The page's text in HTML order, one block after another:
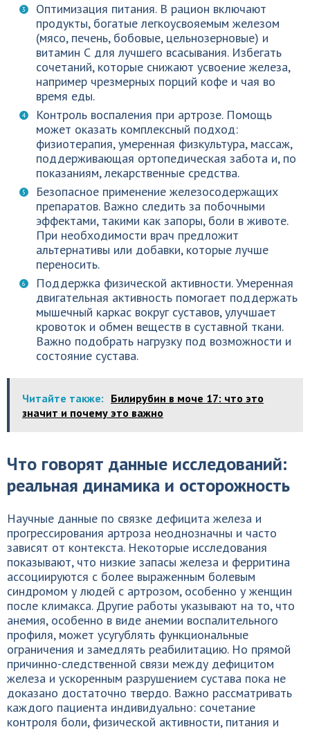
Оптимизация питания. В рацион включают
продукты, богатые легкоусвояемым железом
(мясо, печень, бобовые, цельнозерновые) и
витамин С для лучшего всасывания. Избегать
сочетаний, которые снижают усвоение железа,
например чрезмерных порций кофе и чая во
время еды.
Контроль воспаления при артрозе. Помощь
может оказать комплексный подход:
физиотерапия, умеренная физкультура, массаж,
поддерживающая ортопедическая забота и, по
показаниям, лекарственные средства.
Безопасное применение железосодержащих
препаратов. Важно следить за побочными
эффектами, такими как запоры, боли в животе.
При необходимости врач предложит
альтернативы или добавки, которые лучше
переносить.
Поддержка физической активности. Умеренная
двигательная активность помогает поддержать
мышечный каркас вокруг суставов, улучшает
кровоток и обмен веществ в суставной ткани.
Важно подобрать нагрузку под возможности и
состояние сустава.
Читайте также: Билирубин в моче 17: что это
значит и почему это важно
Что говорят данные исследований:
реальная динамика и осторожность
Научные данные по связке дефицита железа и
прогрессирования артроза неоднозначны и часто
зависят от контекста. Некоторые исследования
показывают, что низкие запасы железа и ферритина
ассоциируются с более выраженным болевым
синдромом у людей с артрозом, особенно у женщин
после климакса. Другие работы указывают на то, что
анемия, особенно в виде анемии воспалительного
профиля, может усугублять функциональные
ограничения и замедлять реабилитацию. Но прямой
причинно-следственной связи между дефицитом
железа и ускоренным разрушением сустава пока не
доказано достаточно твердо. Важно рассматривать
каждого пациента индивидуально: сочетание
контроля боли, физической активности, питания и